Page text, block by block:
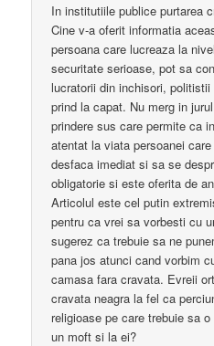
In institutiile publice purtarea
Cine v-a oferit informatia
persoana care lucreaza la
securitate serioase, pot sa
lucratorii din inchisori,
prind la capat. Nu merg in
prindere sus care permite ca
atentat la viata persoanei
desfaca imediat si sa se
obligatorie si este oferita de
Articolul este cel putin
pentru ca vrei sa vorbesti cu
sugerez ca trebuie sa ne
pana jos atunci cand vorbim
camasa fara cravata. Evreii
cravata neagra la fel ca
religioase pe care trebuie sa
un moft si la ei?